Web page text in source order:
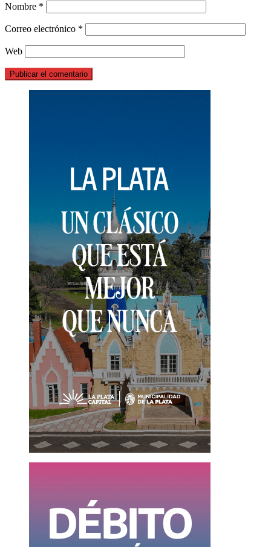
Nombre *
Correo electrónico *
Web